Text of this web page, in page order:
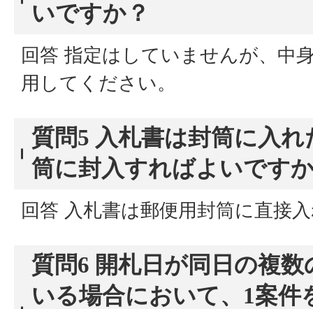
いですか？
回答 指定はしていませんが、中
用してください。
質問5 入札書は封筒に入
筒に封入すればよいです
回答 入札書は郵便用封筒に直接
質問6 開札日が同日の複
いる場合において、1案件